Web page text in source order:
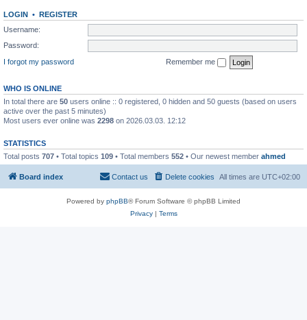
LOGIN • REGISTER
Username:
Password:
I forgot my password
Remember me
WHO IS ONLINE
In total there are 50 users online :: 0 registered, 0 hidden and 50 guests (based on users
active over the past 5 minutes)
Most users ever online was 2298 on 2026.03.03. 12:12
STATISTICS
Total posts 707 • Total topics 109 • Total members 552 • Our newest member ahmed
Board index All times are UTC+02:00
Delete cookies
Contact us
Powered by phpBB® Forum Software © phpBB Limited
Privacy| Terms